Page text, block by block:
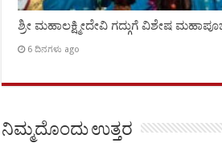
ಶ್ರೀ ಮಹಾಲಕ್ಷ್ಮೀದೇವಿ ಗದ್ಗುಗೆ ವಿಶೇಷ
6 ದಿನಗಳು ago
ನಿಮ್ಮದೊಂದು ಉತ್ತರ